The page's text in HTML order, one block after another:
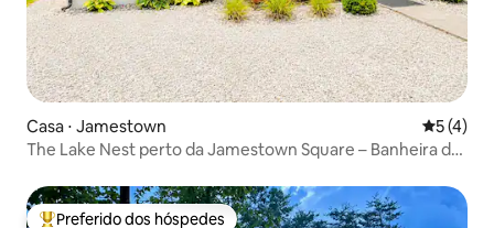
Casa ⋅ Jamestown 5 de
5 (4)
The Lake Nest perto da Jamestown Square – Banheira de
Preferido dos hóspedes